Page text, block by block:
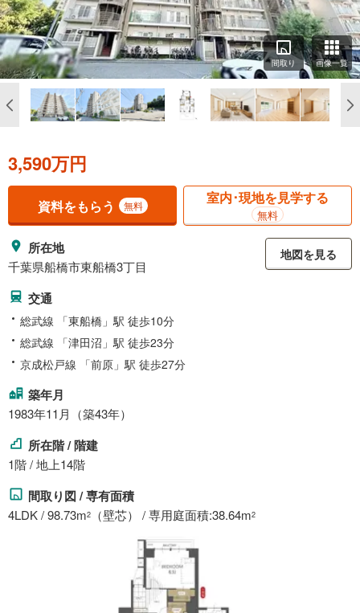
間取り 画像一覧
3,590万円
資料をもらう 無料 室内･現地を見学する
無料
所在地
千葉県船橋市東船橋3丁目
地図を見る
交通
総武線 「東船橋」駅 徒歩10分
総武線 「津田沼」駅 徒歩23分
京成松戸線 「前原」駅 徒歩27分
築年月
1983年11月（築43年）
所在階 / 階建
1階 / 地上14階
間取り図 / 専有面積
4LDK / 98.73m2 （壁芯） / 専用庭面積:38.64m2